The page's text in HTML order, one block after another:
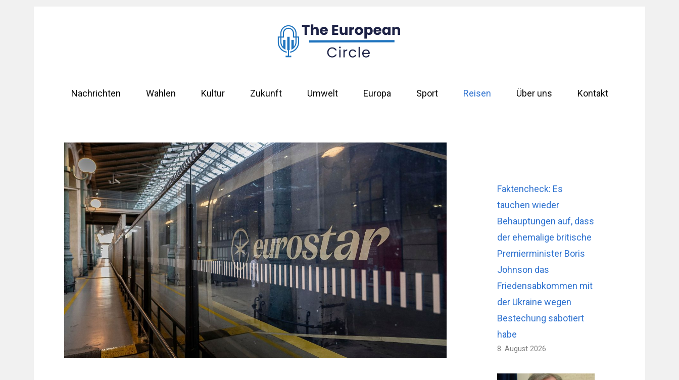
Nachrichten Wahlen Kultur Zukunft Umwelt Europa Sport Reisen Über uns Kontakt
Faktencheck: Es
tauchen wieder
Behauptungen auf, dass
der ehemalige britische
Premierminister Boris
Johnson das
Friedensabkommen mit
der Ukraine wegen
Bestechung sabotiert
habe
8. August 2026